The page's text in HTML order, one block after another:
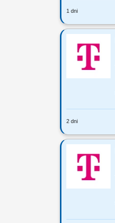
1 dni
2 dni